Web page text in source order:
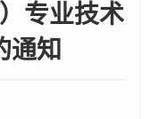
专业技术
通知